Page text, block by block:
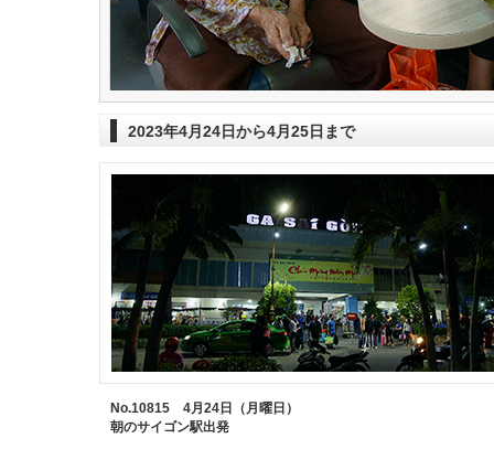
2023年4月24日から4月25日まで
No.10815 4月24日（月曜日）
朝のサイゴン駅出発